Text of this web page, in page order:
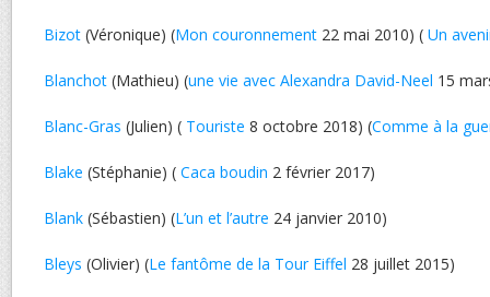
Bizot (Véronique) (Mon couronnement 22 mai 2010) ( Un
Blanchot (Mathieu) (une vie avec Alexandra David-Neel 15
Blanc-Gras (Julien) ( Touriste 8 octobre 2018) (Comme à la
Blake (Stéphanie) ( Caca boudin 2 février 2017)
Blank (Sébastien) (L’un et l’autre 24 janvier 2010)
Bleys (Olivier) (Le fantôme de la Tour Eiffel 28 juillet 2015)